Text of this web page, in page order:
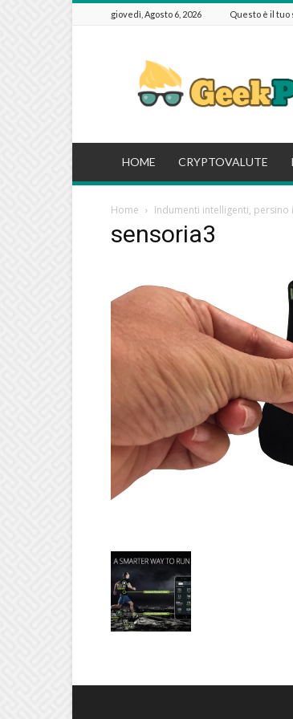
giovedì, Agosto 6, 2026 Questo è il tuo
HOME CRYPTOVALUTE
Home Indumenti intelligenti, persino
sensoria3